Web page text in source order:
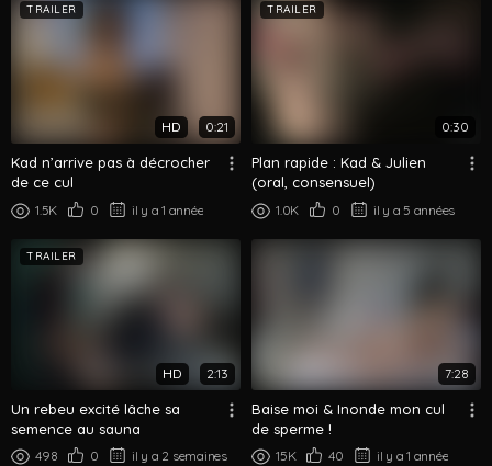
TRAILER
HD 0:21
Kad n’arrive pas à décrocher
de ce cul
1.5K 0 il y a 1 année
TRAILER
0:30
Plan rapide : Kad & Julien
(oral, consensuel)
1.0K 0 il y a 5 années
TRAILER
HD 2:13
Un rebeu excité lâche sa
semence au sauna
498 0 il y a 2 semaines
7:28
Baise moi & Inonde mon cul
de sperme !
15K 40 il y a 1 année